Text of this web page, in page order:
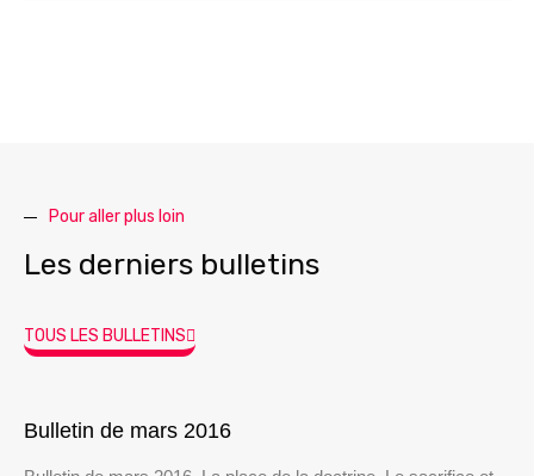
Pour aller plus loin
Les derniers bulletins
TOUS LES BULLETINS
Bulletin de mars 2016